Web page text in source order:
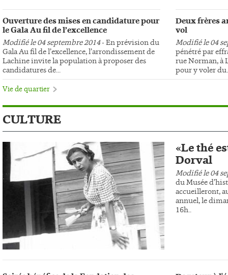
Ouverture des mises en candidature pour
le Gala Au fil de l’excellence
Modifié le 04 septembre 2014- En prévision du
Gala Au fil de l’excellence, l’arrondissement de
Lachine invite la population à proposer des
candidatures de...
Deux frères
vol
Modifié le 04
pénétré par
rue Norman, à
pour y voler
Vie de quartier
CULTURE
«Le thé
Dorval
Modifié le 04
du Musée
accueilleront,
annuel, le
16h..